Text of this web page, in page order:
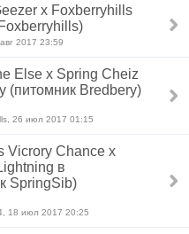
x Foxberryhills
2017 23:59
Else x Spring Cheiz
(питомник Bredbery)
26 июл 2017 01:15
Vicrory Chance х
в
SpringSib)
18 июл 2017 20:25